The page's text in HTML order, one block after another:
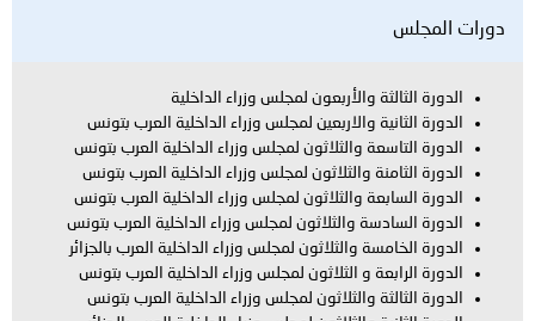
والأربعون لمجلس وزراء الداخلية
والاربعين لمجلس وزراء الداخلية العرب بتونس
والثلاثون لمجلس وزراء الداخلية العرب بتونس
والثلاثون لمجلس وزراء الداخلية العرب بتونس
والثلاثون لمجلس وزراء الداخلية العرب بتونس
والثلاثون لمجلس وزراء الداخلية العرب بتونس
والثلاثون لمجلس وزراء الداخلية العرب بالجزائر
و الثلاثون لمجلس وزراء الداخلية العرب بتونس
والثلاثون لمجلس وزراء الداخلية العرب بتونس